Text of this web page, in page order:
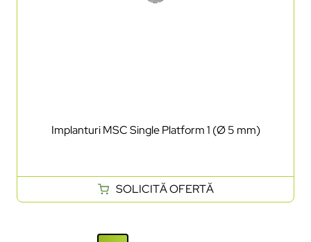
Implanturi MSC Single Platform 1 (Ø 5 mm)
SOLICITĂ OFERTĂ